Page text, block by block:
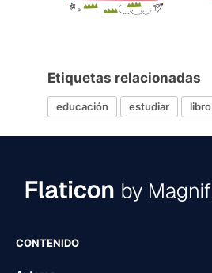
Etiquetas relacionadas
educación estudiar libro
CONTENIDO